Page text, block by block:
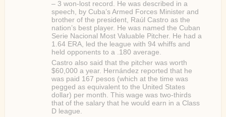
– 3 won-lost record. He was described in a
speech, by Cuba’s Armed Forces Minister and
brother of the president, Raúl Castro as the
nation’s best player. He was named the Cuban
Serie Nacional Most Valuable Pitcher. He had a
1.64 ERA, led the league with 94 whiffs and
held opponents to a .180 average.
Castro also said that the pitcher was worth
$60,000 a year. Hernández reported that he
was paid 167 pesos (which at the time was
pegged as equivalent to the United States
dollar) per month. This wage was two-thirds
that of the salary that he would earn in a Class
D league.